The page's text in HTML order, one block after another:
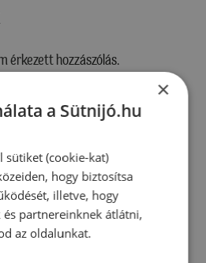
érkezett hozzászólás.
jelentkezz be!
×
a Sütnijó.hu
sütiket (cookie-kat)
hogy biztosítsa
illetve, hogy
és partnereinknek átlátni,
az oldalunkat.